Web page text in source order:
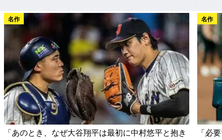
名作
「あのとき、なぜ大谷翔平は最初に中村悠平と抱き
名作
「必